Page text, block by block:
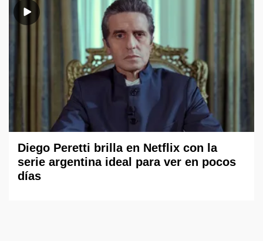
Diego Peretti brilla en Netflix con la
serie argentina ideal para ver en pocos
días